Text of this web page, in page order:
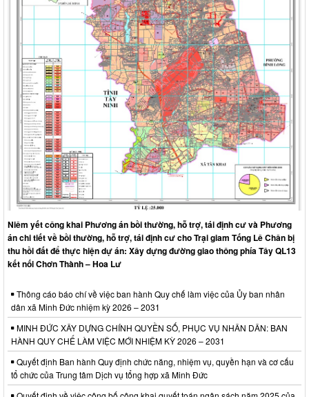
Niêm yết công khai Phương án bồi thường, hỗ trợ, tái định cư và Phương
án chi tiết về bồi thường, hỗ trợ, tái định cư cho Trại giam Tống Lê Chân bị
thu hồi đất để thực hiện dự án: Xây dựng đường giao thông phía Tây QL13
kết nối Chơn Thành – Hoa Lư
Thông cáo báo chí về việc ban hành Quy chế làm việc của Ủy ban nhân
dân xã Minh Đức nhiệm kỳ 2026 – 2031
MINH ĐỨC XÂY DỰNG CHÍNH QUYỀN SỐ, PHỤC VỤ NHÂN DÂN: BAN
HÀNH QUY CHẾ LÀM VIỆC MỚI NHIỆM KỲ 2026 – 2031
Quyết định Ban hành Quy định chức năng, nhiệm vụ, quyền hạn và cơ cấu
tổ chức của Trung tâm Dịch vụ tổng hợp xã Minh Đức